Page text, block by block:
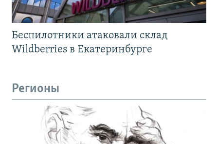
Беспилотники атаковали склад
Wildberries в Екатеринбурге
Регионы